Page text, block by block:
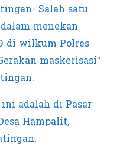
Salah satu
menekan
di wilkum Polres
maskerisasi”
adalah di Pasar
Hampalit,